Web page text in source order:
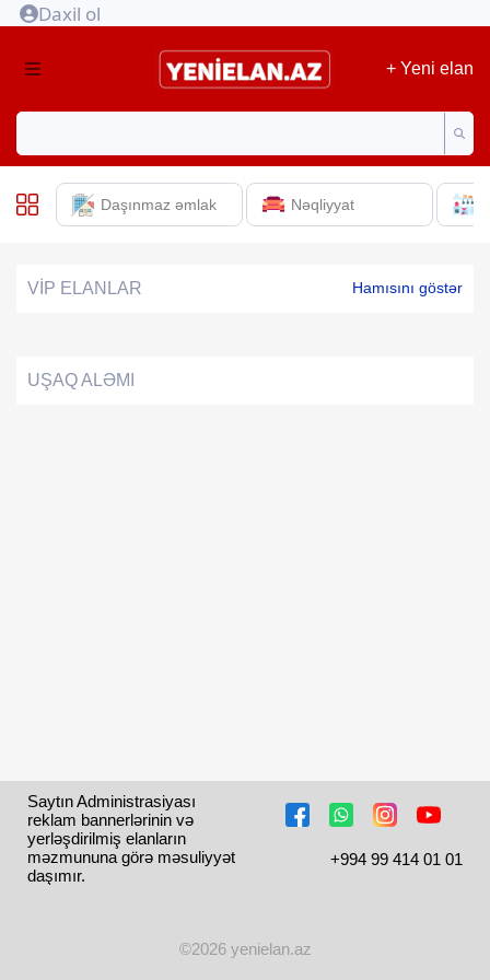
Daxil ol
+ Yeni elan
Daşınmaz əmlak Nəqliyyat
VİP ELANLAR Hamısını göstər
UŞAQ ALƏMI
Saytın Administrasiyası
reklam bannerlərinin və
yerləşdirilmiş elanların
məzmununa görə məsuliyyət
daşımır.
+994 99 414 01 01
©2026 yenielan.az